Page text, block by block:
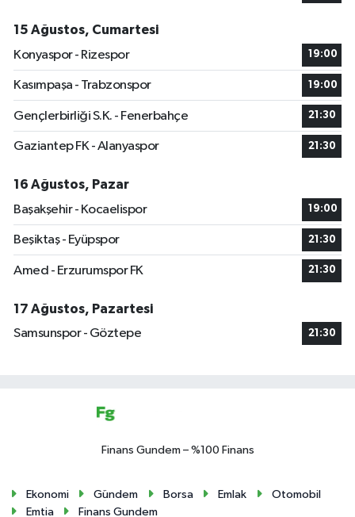
15 Ağustos, Cumartesi
Konyaspor - Rizespor
19:00
Kasımpaşa - Trabzonspor 19:00
Gençlerbirliği S.K. - Fenerbahçe 21:30
Gaziantep FK - Alanyaspor 21:30
16 Ağustos, Pazar
Başakşehir - Kocaelispor
19:00
Beşiktaş - Eyüpspor 21:30
Amed - Erzurumspor FK 21:30
17 Ağustos, Pazartesi
Samsunspor - Göztepe
21:30
Finans Gundem – %100 Finans
Ekonomi Gündem Borsa Emlak
Otomobil
Emtia
Finans Gundem